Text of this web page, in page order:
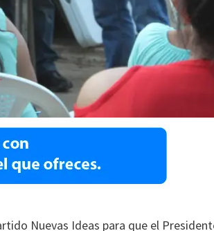
Nuevas Ideas para que el